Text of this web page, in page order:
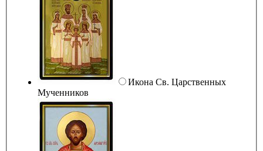
Икона Св. Царственных
Мученников